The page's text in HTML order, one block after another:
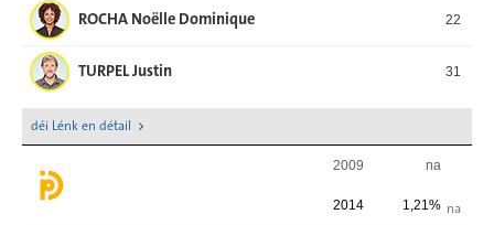
ROCHA Noëlle Dominique 22
TURPEL Justin 31
déi Lénk en détail
2009 na
na
2014 1,21%